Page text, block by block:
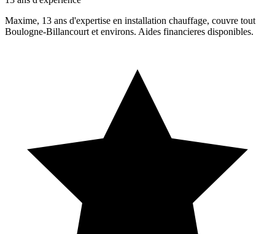
Maxime, 13 ans d'expertise en installation chauffage, couvre tout
Boulogne-Billancourt et environs. Aides financieres disponibles.